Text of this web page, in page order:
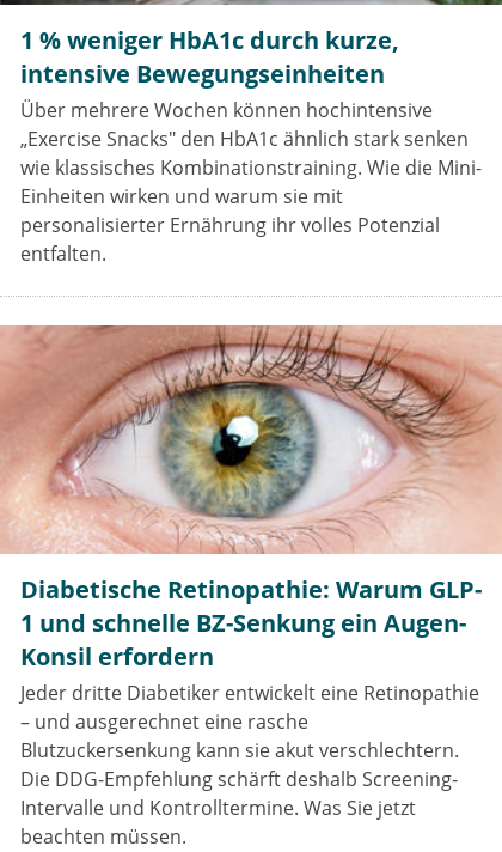
1 % weniger HbA1c durch kurze,
intensive Bewegungseinheiten
Über mehrere Wochen können hochintensive
„Exercise Snacks" den HbA1c ähnlich stark senken
wie klassisches Kombinationstraining. Wie die Mini-
Einheiten wirken und warum sie mit
personalisierter Ernährung ihr volles Potenzial
entfalten.
Diabetische Retinopathie: Warum GLP-
1 und schnelle BZ-Senkung ein Augen-
Konsil erfordern
Jeder dritte Diabetiker entwickelt eine Retinopathie
– und ausgerechnet eine rasche
Blutzuckersenkung kann sie akut verschlechtern.
Die DDG-Empfehlung schärft deshalb Screening-
Intervalle und Kontrolltermine. Was Sie jetzt
beachten müssen.